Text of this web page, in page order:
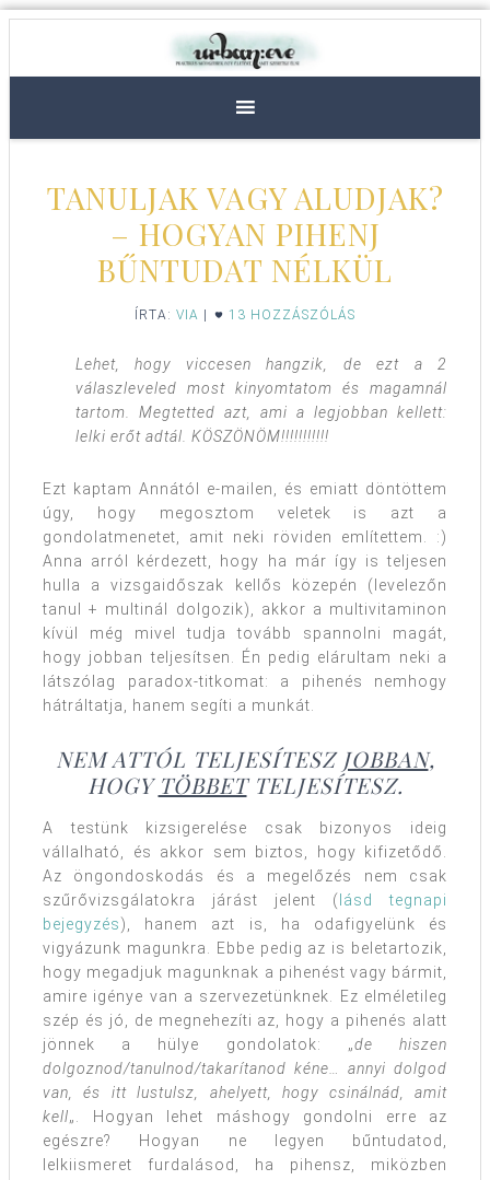
TANULJAK VAGY ALUDJAK?
– HOGYAN PIHENJ
BŰNTUDAT NÉLKÜL
ÍRTA: VIA 13 HOZZÁSZÓLÁS
Lehet, hogy viccesen hangzik, de ezt a 2
válaszleveled most kinyomtatom és magamnál
tartom. Megtetted azt, ami a legjobban kellett:
lelki erőt adtál. KÖSZÖNÖM!!!!!!!!!!!
Ezt kaptam Annától e-mailen, és emiatt döntöttem
úgy, hogy megosztom veletek is azt a
gondolatmenetet, amit neki röviden említettem. :)
Anna arról kérdezett, hogy ha már így is teljesen
hulla a vizsgaidőszak kellős közepén (levelezőn
tanul + multinál dolgozik), akkor a multivitaminon
kívül még mivel tudja tovább spannolni magát,
hogy jobban teljesítsen. Én pedig elárultam neki a
látszólag paradox-titkomat: a pihenés nemhogy
hátráltatja, hanem segíti a munkát.
NEM ATTÓL TELJESÍTESZ JOBBAN,
HOGY TÖBBETTELJESÍTESZ.
A testünk kizsigerelése csak bizonyos ideig
vállalható, és akkor sem biztos, hogy kifizetődő.
Az öngondoskodás és a megelőzés nem csak
szűrővizsgálatokra járást jelent ( lásd tegnapi
bejegyzés), hanem azt is, ha odafigyelünk és
vigyázunk magunkra. Ebbe pedig az is beletartozik,
hogy megadjuk magunknak a pihenést vagy bármit,
amire igénye van a szervezetünknek. Ez elméletileg
szép és jó, de megnehezíti az, hogy a pihenés alatt
jönnek a hülye gondolatok: „de hiszen
dolgoznod/tanulnod/takarítanod kéne… annyi dolgod
van, és itt lustulsz, ahelyett, hogy csinálnád, amit
kell„. Hogyan lehet máshogy gondolni erre az
egészre? Hogyan ne legyen bűntudatod,
lelkiismeret furdalásod, ha pihensz, miközben